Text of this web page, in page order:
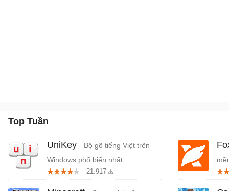
Top Tuần
UniKey - Bộ gõ tiếng Việt trên
Windows phổ biến nhất
21.917